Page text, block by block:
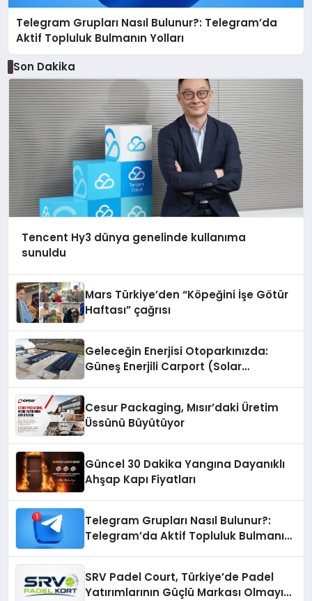
Telegram Grupları Nasıl Bulunur?: Telegram’da
Aktif Topluluk Bulmanın Yolları
Son Dakika
Tencent Hy3 dünya genelinde kullanıma
sunuldu
Mars Türkiye’den “Köpeğini İşe Götür
Haftası” çağrısı
Geleceğin Enerjisi Otoparkınızda:
Güneş Enerjili Carport (Solar
Cesur Packaging, Mısır’daki Üretim
Üssünü Büyütüyor
Güncel 30 Dakika Yangına Dayanıklı
Ahşap Kapı Fiyatları
Telegram Grupları Nasıl Bulunur?:
Telegram’da Aktif Topluluk Bulmanın
SRV Padel Court, Türkiye’de Padel
Yatırımlarının Güçlü Markası Olmayı